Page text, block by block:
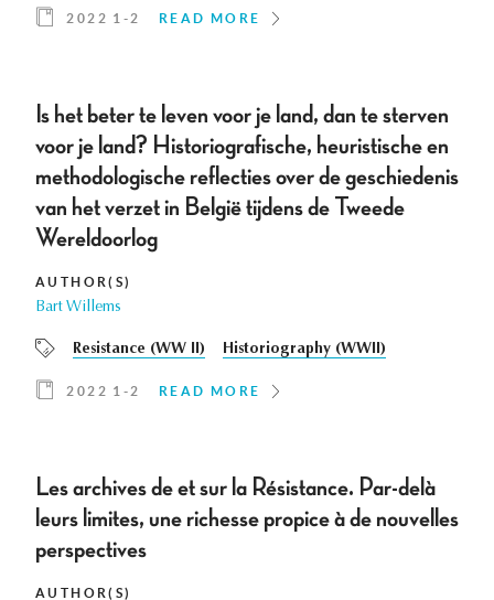
2022 1-2 READ MORE
Is het beter te leven voor je land, dan te sterven
voor je land? Historiografische, heuristische en
methodologische reflecties over de geschiedenis
van het verzet in België tijdens de Tweede
Wereldoorlog
AUTHOR(S)
Bart Willems
Resistance (WW II) Historiography (WWII)
2022 1-2 READ MORE
Les archives de et sur la Résistance. Par-delà
leurs limites, une richesse propice à de nouvelles
perspectives
AUTHOR(S)